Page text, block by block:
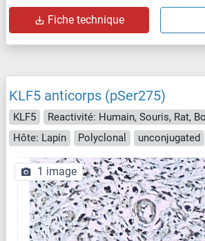
Fiche technique
KLF5 anticorps (pSer275)
KLF5
Hôte: Lapin
Polyclonal unconjugated
1 image